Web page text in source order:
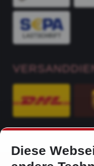
KONTAKT
Diese